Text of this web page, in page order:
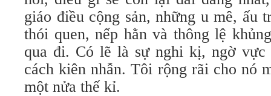
giáo điều cộng sản, những u mê, ấu
thói quen, nếp hằn và thông lệ
qua đi. Có lẽ là sự nghi kị, ngờ vực
cách kiên nhẫn. Tôi rộng rãi cho nó
một nửa thế kỉ.